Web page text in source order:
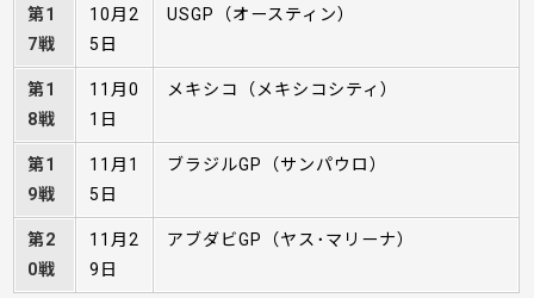
第1
7戦
10月2
5日
USGP（オースティン）
第1
8戦
11月0
1日
メキシコ（メキシコシティ）
第1
9戦
11月1
5日
ブラジルGP（サンパウロ）
第2
0戦
11月2
9日
アブダビGP（ヤス･マリーナ）